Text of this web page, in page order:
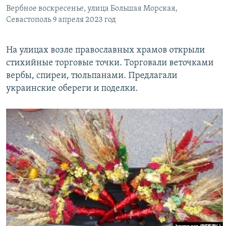
Вербное воскресенье, улица Большая Морская,
Севастополь 9 апреля 2023 год
На улицах возле православных храмов открыли
стихийные торговые точки. Торговали веточками
вербы, спиреи, тюльпанами. Предлагали
украинские обереги и поделки.